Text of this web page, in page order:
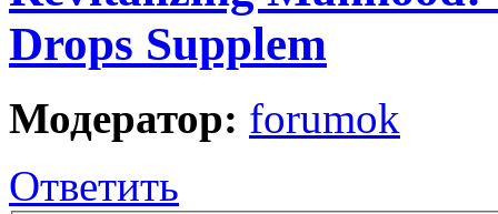
Drops Supplem
Модератор: forumok
Ответить